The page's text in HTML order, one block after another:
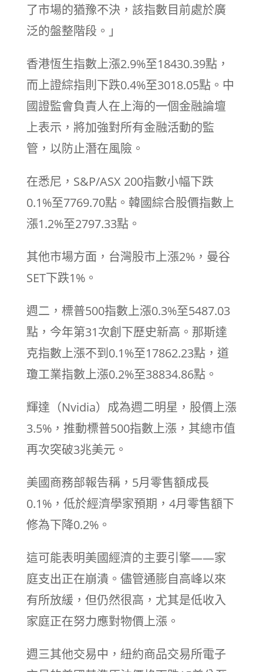
了市場的猶豫不決，該指數目前處於廣
泛的盤整階段。」
香港恆生指數上漲2.9%至18430.39點，
而上證綜指則下跌0.4%至3018.05點。中
國證監會負責人在上海的一個金融論壇
上表示，將加強對所有金融活動的監
管，以防止潛在風險。
在悉尼，S&P/ASX 200指數小幅下跌
0.1%至7769.70點。韓國綜合股價指數上
漲1.2%至2797.33點。
其他市場方面，台灣股市上漲2%，曼谷
SET下跌1%。
週二，標普500指數上漲0.3%至5487.03
點，今年第31次創下歷史新高。那斯達
克指數上漲不到0.1%至17862.23點，道
瓊工業指數上漲0.2%至38834.86點。
輝達（Nvidia）成為週二明星，股價上漲
3.5%，推動標普500指數上漲，其總市值
再次突破3兆美元。
美國商務部報告稱，5月零售額成長
0.1%，低於經濟學家預期，4月零售額下
修為下降0.2%。
這可能表明美國經濟的主要引擎——家
庭支出正在崩潰。儘管通膨自高峰以來
有所放緩，但仍然很高，尤其是低收入
家庭正在努力應對物價上漲。
週三其他交易中，紐約商品交易所電子